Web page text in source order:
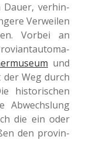
Dauer, ver­hin­
Ver­wei­len
Vorbei an
und
Weg durch
his­to­ri­schen
Abwechs­lung
die ein oder
den pro­vin­